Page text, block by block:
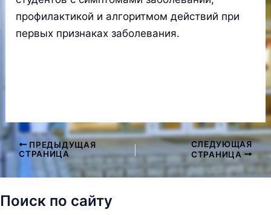
профилактикой и алгоритмом действий при
первых признаках заболевания.
Навигация
записям
ПРЕДЫДУЩАЯ
СТРАНИЦА
СЛЕДУЮЩАЯ
СТРАНИЦА
Поиск по сайту